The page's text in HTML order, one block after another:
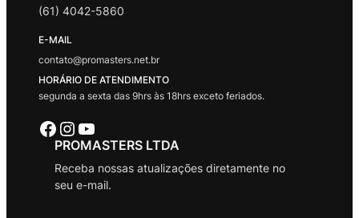
(61) 4042-5860
E-MAIL
contato@promasters.net.br
HORÁRIO DE ATENDIMENTO
segunda a sexta das 9hrs às 18hrs exceto feriados.
Facebook Instagram Youtube
PROMASTERS LTDA
Receba nossas atualizações diretamente no
seu e-mail.